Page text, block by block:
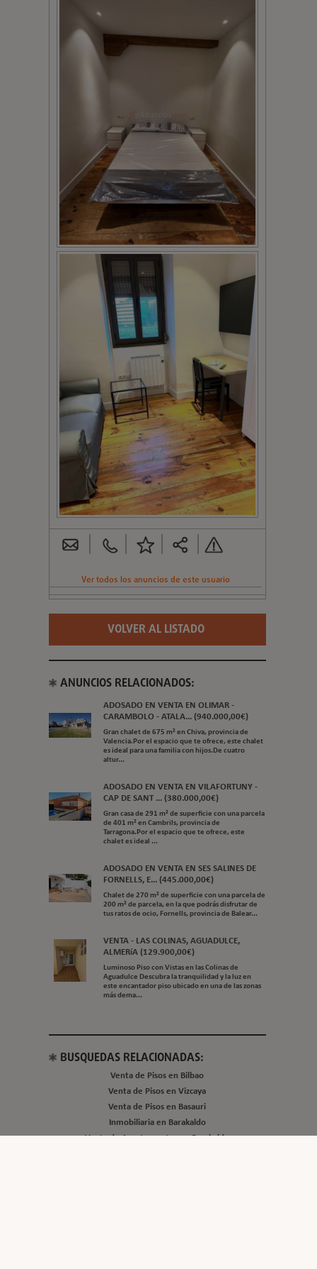
Ver todos los anuncios de este usuario
VOLVER AL LISTADO
ANUNCIOS RELACIONADOS:
ADOSADO EN VENTA EN OLIMAR -
CARAMBOLO - ATALA... (940.000,00€)
Gran chalet de 675 m² en Chiva, provincia de
Valencia.Por el espacio que te ofrece, este chalet
es ideal para una familia con hijos.De cuatro
altur...
ADOSADO EN VENTA EN VILAFORTUNY -
CAP DE SANT ... (380.000,00€)
Gran casa de 291 m² de superficie con una parcela
de 401 m² en Cambrils, provincia de
Tarragona.Por el espacio que te ofrece, este
chalet es ideal ...
ADOSADO EN VENTA EN SES SALINES DE
FORNELLS, E... (445.000,00€)
Chalet de 270 m² de superficie con una parcela de
200 m² de parcela, en la que podrás disfrutar de
tus ratos de ocio, Fornells, provincia de Balear...
VENTA - LAS COLINAS, AGUADULCE,
ALMERíA (129.900,00€)
Luminoso Piso con Vistas en las Colinas de
Aguadulce Descubra la tranquilidad y la luz en
este encantador piso ubicado en una de las zonas
más dema...
BUSQUEDAS RELACIONADAS:
Venta de Pisos en Bilbao
Venta de Pisos en Vizcaya
Venta de Pisos en Basauri
Inmobiliaria en Barakaldo
Venta de Apartamentos en Barakaldo